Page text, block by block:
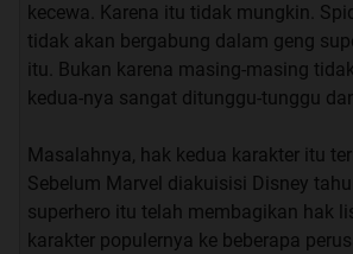
kecewa. Karena itu tidak mungkin.
tidak akan bergabung dalam geng
itu. Bukan karena masing-masing
kedua-nya sangat ditunggu-tunggu
Masalahnya, hak kedua karakter itu
Sebelum Marvel diakuisisi Disney
superhero itu telah membagikan hak
karakter populernya ke beberapa